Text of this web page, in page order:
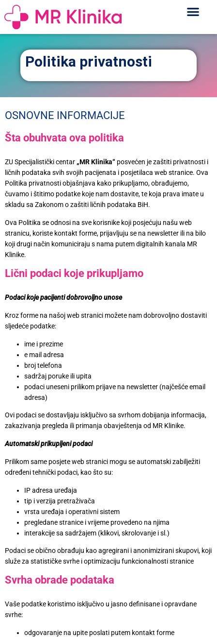
Politika privatnosti
OSNOVNE INFORMACIJE
Šta obuhvata ova politika
ZU Specijalistički centar „MR Klinika“ posvećen je zaštiti privatnosti i
ličnih podataka svih svojih pacijenata i posjetilaca web stranice. Ova
Politika privatnosti objašnjava kako prikupljamo, obrađujemo,
čuvamo i štitimo podatke koje nam dostavite, te koja prava imate u
skladu sa Zakonom o zaštiti ličnih podataka BiH.
Ova Politika se odnosi na sve korisnike koji posjećuju našu web
stranicu, koriste kontakt forme, prijavljuju se na newsletter ili na bilo
koji drugi način komuniciraju s nama putem digitalnih kanala MR
Klinike.
Lični podaci koje prikupljamo
Podaci koje pacijenti dobrovoljno unose
Kroz forme na našoj web stranici možete nam dobrovoljno dostaviti
sljedeće podatke:
ime i prezime
e mail adresa
broj telefona
sadržaj poruke ili upita
podaci uneseni prilikom prijave na newsletter (najčešće email
adresa)
Ovi podaci se dostavljaju isključivo sa svrhom dobijanja informacija,
zakazivanja pregleda ili primanja obavještenja od MR Klinike.
Automatski prikupljeni podaci
Prilikom same posjete web stranici mogu se automatski zabilježiti
određeni tehnički podaci, kao što su:
IP adresa uređaja
tip i verzija pretraživača
vrsta uređaja i operativni sistem
pregledane stranice i vrijeme provedeno na njima
interakcije sa sadržajem (klikovi, skrolovanje i sl.)
Podaci se obično obrađuju kao agregirani i anonimizirani skupovi, koji
služe za statističke svrhe i optimizaciju funkcionalnosti stranice
Svrha obrade podataka
Vaše podatke koristimo isključivo u jasno definisane i opravdane
svrhe:
odgovaranje na upite poslati putem kontakt forme